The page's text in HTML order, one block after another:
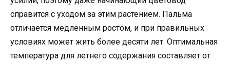
справится с уходом за этим растением. Пальма
отличается медленным ростом, и при правильных
условиях может жить более десяти лет. Оптимальная
температура для летнего содержания составляет от